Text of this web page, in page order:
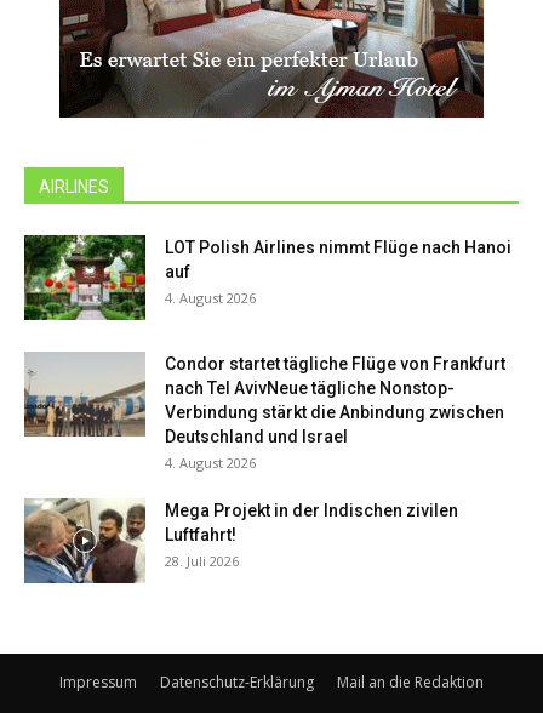
AIRLINES
LOT Polish Airlines nimmt Flüge nach Hanoi
auf
4. August 2026
Condor startet tägliche Flüge von Frankfurt
nach Tel AvivNeue tägliche Nonstop-
Verbindung stärkt die Anbindung zwischen
Deutschland und Israel
4. August 2026
Mega Projekt in der Indischen zivilen
Luftfahrt!
28. Juli 2026
Impressum Datenschutz-Erklärung Mail an die Redaktion